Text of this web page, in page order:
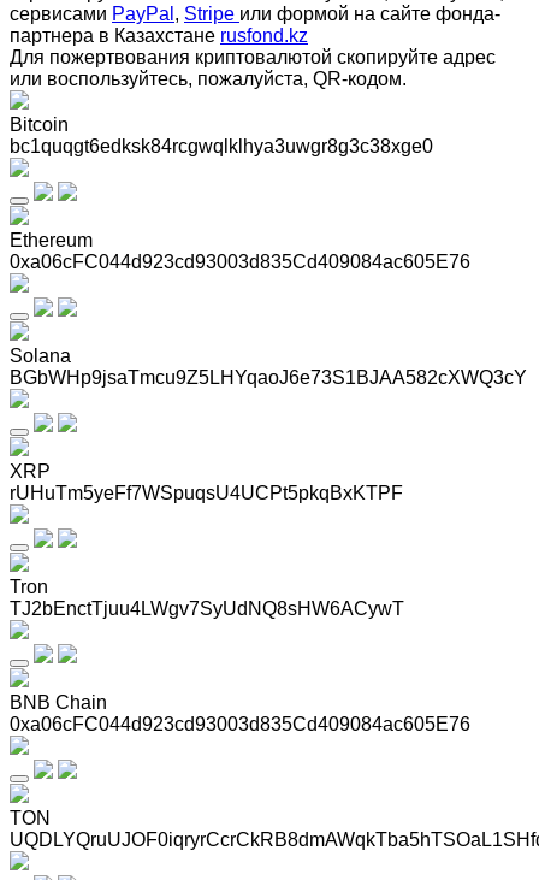
сервисами PayPal , Stripe или формой на сайте фонда-
партнера в Казахстане rusfond.kz
Для пожертвования криптовалютой скопируйте адрес
или воспользуйтесь, пожалуйста, QR-кодом.
Bitcoin
bc1quqgt6edksk84rcgwqlklhya3uwgr8g3c38xge0
Ethereum
0xa06cFC044d923cd93003d835Cd409084ac605E76
Solana
BGbWHp9jsaTmcu9Z5LHYqaoJ6e73S1BJAA582cXWQ3cY
XRP
rUHuTm5yeFf7WSpuqsU4UCPt5pkqBxKTPF
Tron
TJ2bEnctTjuu4LWgv7SyUdNQ8sHW6ACywT
BNB Chain
0xa06cFC044d923cd93003d835Cd409084ac605E76
TON